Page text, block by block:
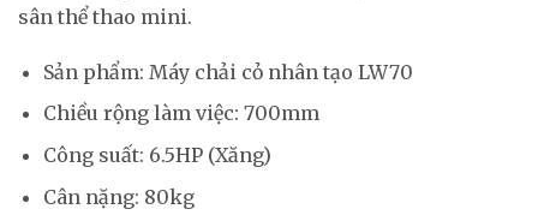
sân thể thao mini.
Sản phẩm: Máy chải cỏ nhân tạo LW70
Chiều rộng làm việc: 700mm
Công suất: 6.5HP (Xăng)
Cân nặng: 80kg